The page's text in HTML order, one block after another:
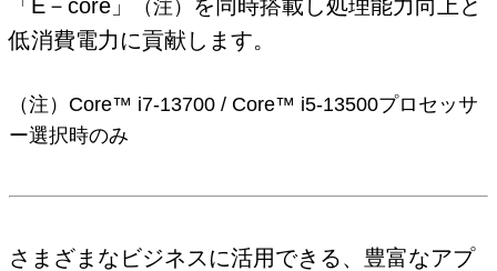
「E－core」
（注） を同時搭載し処理能力向上と
低消費電力に貢献します。
（注）Core™ i7-13700 / Core™ i5-13500プロセッサ
ー選択時のみ
さまざまなビジネスに活用できる、豊富なアプ